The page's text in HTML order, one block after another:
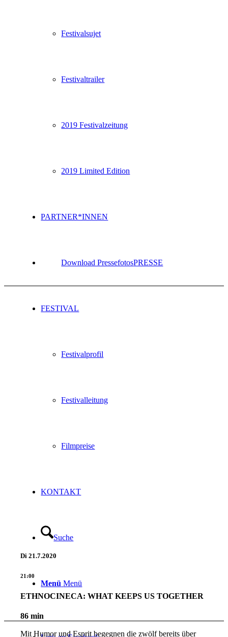
Festivalsujet
Festivaltrailer
2019 Festivalzeitung
2019 Limited Edition
PARTNER*INNEN
PRESSE
Download Pressefotos
FESTIVAL
Festivalprofil
Festivalleitung
Filmpreise
KONTAKT
Suche
Menü Menü
Di 21.7.2020
21:00
ETHNOCINECA: WHAT KEEPS US TOGETHER
86 min
Mit Humor und Esprit begegnen die zwölf bereits über